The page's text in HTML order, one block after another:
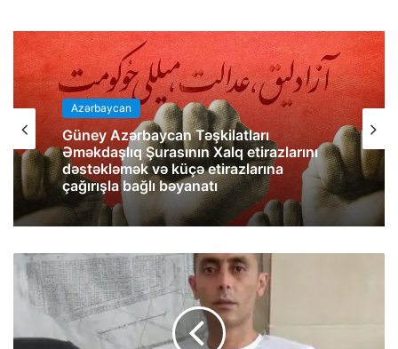
Azərbaycan
Güney Azərbaycan Təşkilatları
Əməkdaşlıq Şurasının Xalq etirazlarını
dəstəkləmək və küçə etirazlarına
çağırışla bağlı bəyanatı